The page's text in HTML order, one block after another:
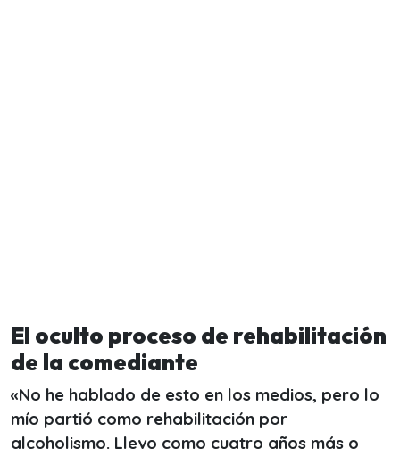
El oculto proceso de rehabilitación
de la comediante
«No he hablado de esto en los medios, pero lo
mío partió como rehabilitación por
alcoholismo. Llevo como cuatro años más o